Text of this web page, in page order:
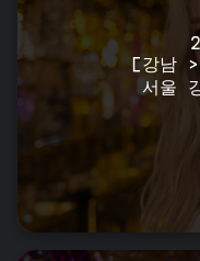
[강남
서울